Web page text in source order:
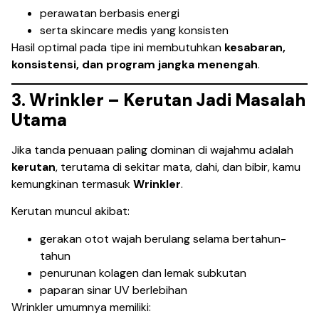
perawatan berbasis energi
serta skincare medis yang konsisten
Hasil optimal pada tipe ini membutuhkan kesabaran,
konsistensi, dan program jangka menengah.
3. Wrinkler – Kerutan Jadi Masalah
Utama
Jika tanda penuaan paling dominan di wajahmu adalah
kerutan, terutama di sekitar mata, dahi, dan bibir, kamu
kemungkinan termasukWrinkler.
Kerutan muncul akibat:
gerakan otot wajah berulang selama bertahun-
tahun
penurunan kolagen dan lemak subkutan
paparan sinar UV berlebihan
Wrinkler umumnya memiliki: